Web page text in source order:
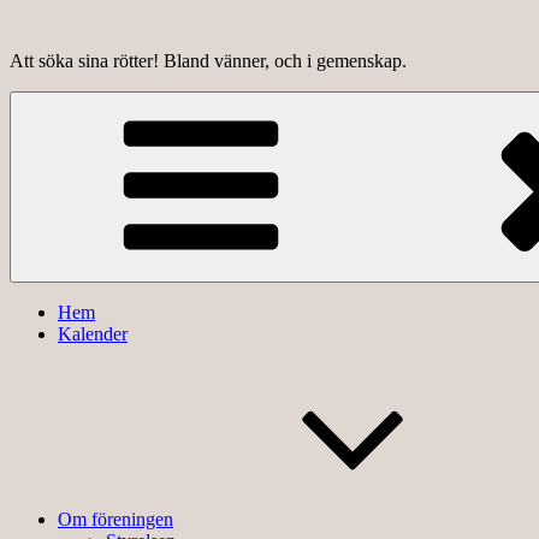
innehåll
Att söka sina rötter! Bland vänner, och i gemenskap.
Hem
Kalender
Om föreningen